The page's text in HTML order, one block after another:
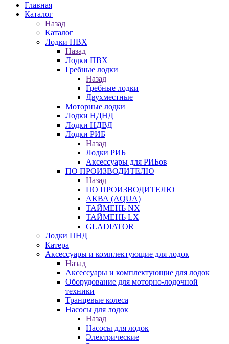
Главная
Каталог
Назад
Каталог
Лодки ПВХ
Назад
Лодки ПВХ
Гребные лодки
Назад
Гребные лодки
Двухместные
Моторные лодки
Лодки НДНД
Лодки НДВД
Лодки РИБ
Назад
Лодки РИБ
Аксессуары для РИБов
ПО ПРОИЗВОДИТЕЛЮ
Назад
ПО ПРОИЗВОДИТЕЛЮ
АКВА (AQUA)
ТАЙМЕНЬ NX
ТАЙМЕНЬ LX
GLADIATOR
Лодки ПНД
Катера
Аксессуары и комплектующие для лодок
Назад
Аксессуары и комплектующие для лодок
Оборудование для моторно-лодочной
техники
Транцевые колеса
Насосы для лодок
Назад
Насосы для лодок
Электрические